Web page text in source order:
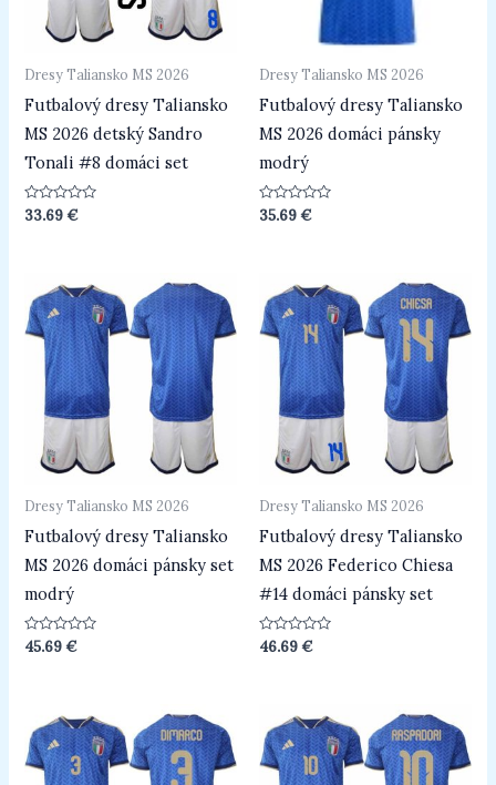
Dresy Taliansko MS 2026
Futbalový dresy Taliansko
MS 2026 detský Sandro
Tonali #8 domáci set
Hodnotenie
0
33.69€
Dresy Taliansko MS 2026
Futbalový dresy Taliansko
MS 2026 domáci pánsky
modrý
Hodnotenie
0
35.69€
Dresy Taliansko MS 2026
Futbalový dresy Taliansko
MS 2026 domáci pánsky set
modrý
Hodnotenie
45.69€
Dresy Taliansko MS 2026
Futbalový dresy Taliansko
MS 2026 Federico Chiesa
#14 domáci pánsky set
Hodnotenie
46.69€